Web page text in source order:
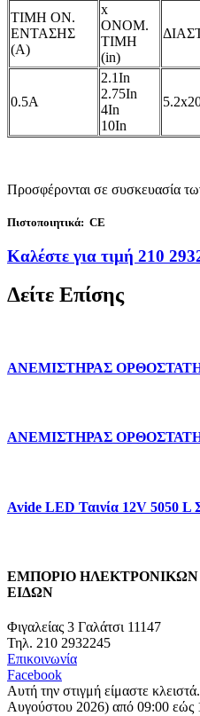
ΤΙΜΗ ΟΝ.
ΕΝΤΑΣΗΣ
(A)
x
ONOM.
TIMH
(in)
0.5A
2.1In
2.75In
4In
10In
Προσφέρονται σε συσκευασία
Πιστοποιητικά: CE
Καλέστε για τιμή 210
Δείτε Επίσης
ΑΝΕΜΙΣΤΗΡΑΣ
ΑΝΕΜΙΣΤΗΡΑΣ
Avide LED Ταινία 12V 5050 L
ΕΜΠΟΡΙΟ
ΕΙΔΩΝ
Φιγαλείας 3 Γαλάτσι 11147
Τηλ. 210 2932245
Επικοινωνία
Facebook
Αυτή την στιγμή είμαστε κλειστά.
Αυγούστου 2026) από 09:00 εώς